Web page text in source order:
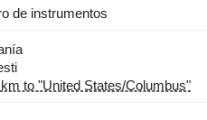
de instrumentos
to "United States/Columbus"